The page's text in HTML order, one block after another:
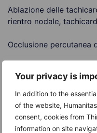
Your privacy is
In addition to the
of the website,
consent, cookies from
information on site
Ablazione delle
rientro nodale,
Occlusione percutanea
Impianto di dispositivo
Stimolazione
cardiaco refrattario